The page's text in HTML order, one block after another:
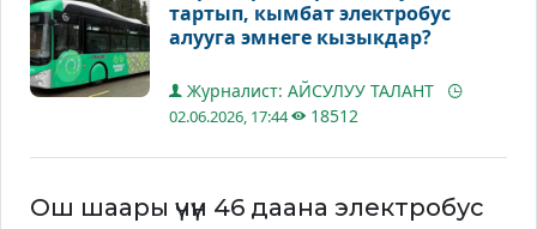
тартып, кымбат электробус
алууга эмнеге кызыкдар?
Журналист: АЙСУЛУУ ТАЛАНТ
02.06.2026, 17:44 18512
Ош шаары үчүн 46 даана электробус